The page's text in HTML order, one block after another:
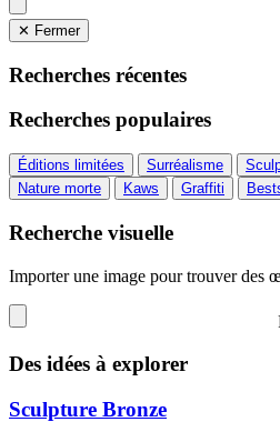
✕ Fermer
Recherches récentes
Recherches populaires
Éditions limitées Surréalisme
Nature morte
Kaws Graffiti
Recherche visuelle
Importer une image pour trouver des
Des idées à explorer
Sculpture Bronze